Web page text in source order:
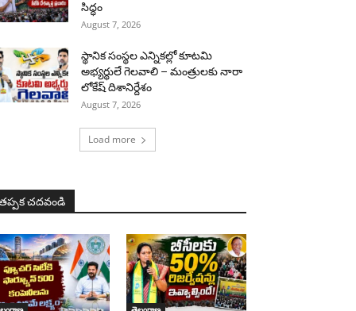
సిద్ధం
August 7, 2026
స్థానిక సంస్థల ఎన్నికల్లో కూటమి
అభ్యర్థులే గెలవాలి – మంత్రులకు నారా
లోకేష్ దిశానిర్దేశం
August 7, 2026
Load more
చదవండి